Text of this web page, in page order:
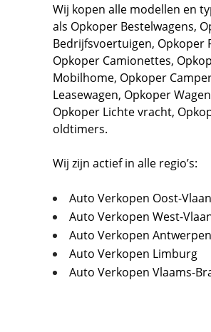
Wij kopen alle modellen en
als Opkoper Bestelwagens,
Bedrijfsvoertuigen, Opkoper
Opkoper Camionettes,
Mobilhome, Opkoper
Leasewagen, Opkoper
Opkoper Lichte vracht,
oldtimers.
Wij zijn actief in alle regio’s:
Auto Verkopen Oost-
Auto Verkopen West-
Auto Verkopen Antwerpen
Auto Verkopen Limburg
Auto Verkopen Vlaams-